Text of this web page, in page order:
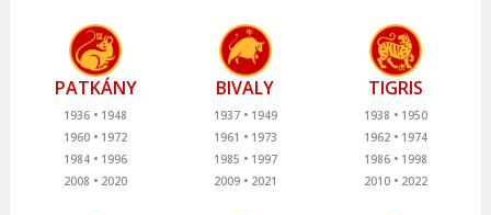
PATKÁNY
1936
1948
1960
1972
1984
1996
2008
2020
BIVALY
1937
1949
1961
1973
1985
1997
2009
2021
TIGRIS
1938
1950
1962
1974
1986
1998
2010
2022